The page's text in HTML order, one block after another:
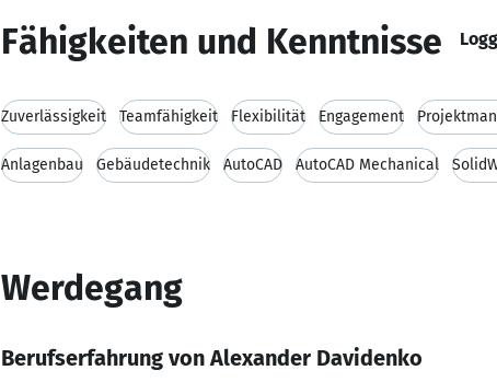
Fähigkeiten und Kenntnisse
Zuverlässigkeit Teamfähigkeit Flexibilität Engagement
Anlagenbau Gebäudetechnik AutoCAD AutoCAD Mechanical
Werdegang
Berufserfahrung von Alexander Davidenko